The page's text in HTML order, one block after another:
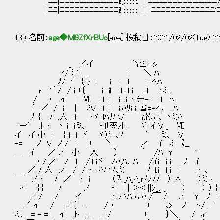
|ﾆﾆ|ﾆﾆﾆﾆﾆﾆﾆﾆﾆﾆﾆﾆi!::::::::::| |｜ﾆﾆﾆﾆﾆﾆﾆﾆﾆﾆﾆﾆﾆ'
139 名前： age◆Ml9ZfXrBUo [age] 投稿日：2021/02/02(Tue)
_ ／イ ｀Y≦ixッ
r'/ ﾐｲ- i ＼ ﾊ
ﾉ/ '￣｛ij｝-､ i i il i ﾍﾊ
r─''´./ / i （｛ i il il .il i .il ﾄミ､
/ ﾉ イ | Ⅶ .il .il il .il ﾄ 升-､i il ﾍ
｛ ／ / i | ﾐV il .il ilﾊﾘi il ≦=-ｲﾘ .ﾊ
ﾉ ｛ / .人 il トゞ.ilﾊﾘハ/ ｨ芯ﾘK ヽミﾊ
｀ー'´ .ﾄ ｛ ヽ i ilミ､ Yil「薔ｧﾄ､ ゞ=ｲ V､_ Ⅶ
イ イ 小 i ｝il .il ヾ ゞ）ﾐ-､ｿ ´ iミ､_ V
-= ノ V ノ / i ） ＼ ,ィ ｲ三ﾐ 廴
＿ _ｲ ／ ノ 小 人 ） ｀ /ﾊ Y ヽ あ、そ
ﾉ / ／ / il ./il ilゞ /ﾊ,ﾊ､_ﾊ､＿/ｲil i il ﾉ ｲ
／ / 人 .ノ / / r=､ﾊハｿ､ミ ﾌ il.il l il i .ト ､
￣´ ノ ｛ / ／ ｛ i （入_ﾊ_ﾊ_ｒﾒﾌ// ） 人 ）ミヽ
イ ｝｝ / ノ Y | | ＞＜||ｿ_,､_ ） ） ） ｝
／/ ./ イ' ﾄ､ハﾊ_ﾊ_ﾊ_/￣ / ノ Y ﾉ i
／ イ / ／｛ :::. / ﾉ ） K> ノ ト/ ／
ミ､_ = - = イ .ト :::... ..:: / （ ｝＼ / ィ